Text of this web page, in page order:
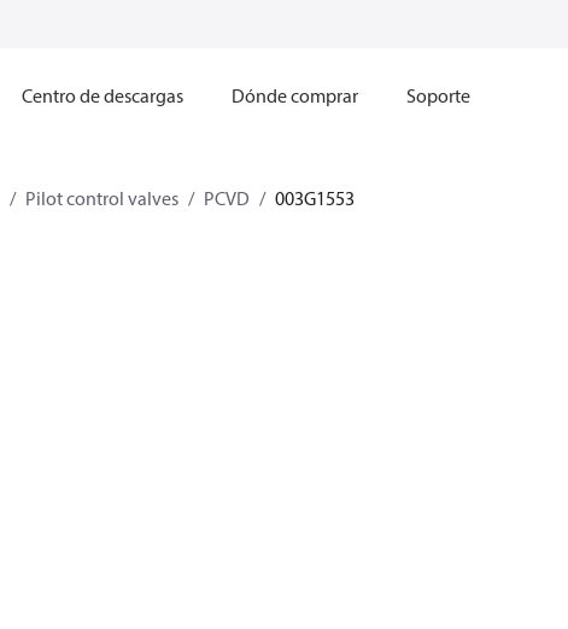
Centro de descargas Dónde comprar Soporte
Pilot control valves PCVD 003G1553